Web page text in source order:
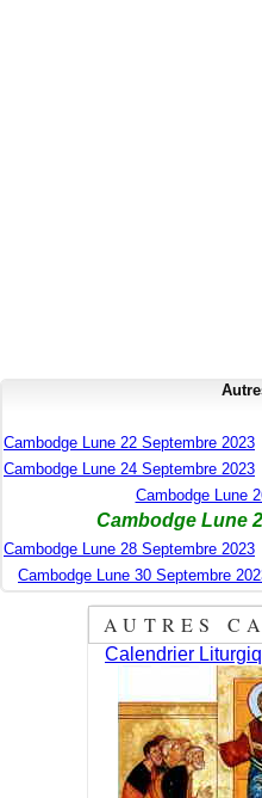
Cambodge Lune 22 Septembre 2023
Cambodge Lune 24 Septembre 2023
Cambodge Lune
Cambodge Lune
Cambodge Lune 28 Septembre 2023
Cambodge Lune 30 Septembre
AUTRES
Calendrier